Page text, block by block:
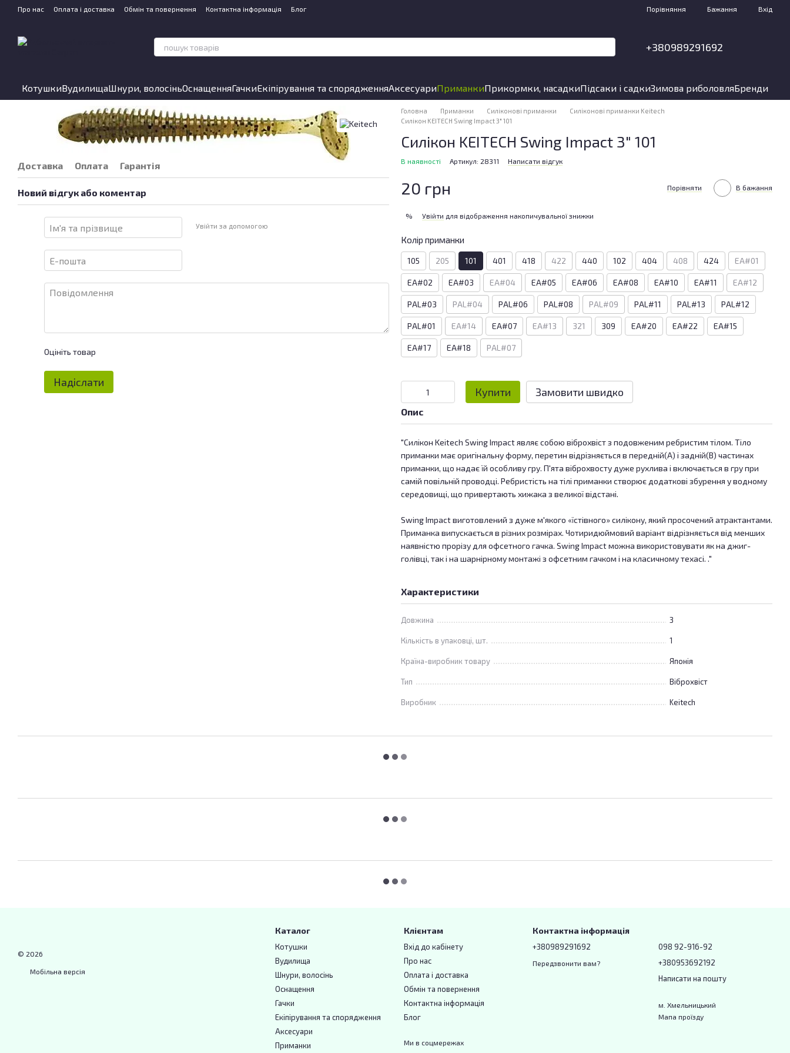
Перейти до основного контенту
Про нас Оплата і доставка Обмін та повернення Контактна інформація Блог Порівняння Бажання Вхід
+380989291692
КотушкиВудилищаШнури, волосіньОснащенняГачкиЕкіпірування та спорядженняАксесуариПриманкиПрикормки, насадкиПідсаки і садкиЗимова риболовляБренди
Доставка Оплата Гарантія
Новий відгук або коментар
Увійти за допомогою
Оцініть товар
Надіслати
Головна Приманки Силіконові приманки
Силіконові приманки Keitech
Силікон KEITECH Swing Impact 3" 101
Силікон KEITECH Swing Impact 3" 101
В наявності Артикул: 28311 Написати відгук
20 грн Порівняти В бажання
% Увійти для відображення накопичувальної знижки
Колір приманки
105 205 101 401 418 422 440 102 404 408 424 EA#01
EA#02 EA#03 EA#04 EA#05 EA#06 EA#08 EA#10 EA#11 EA#12
PAL#03 PAL#04 PAL#06 PAL#08 PAL#09 PAL#11 PAL#13 PAL#12
PAL#01 EA#14 EA#07 EA#13 321 309 EA#20 EA#22 EA#15
EA#17 EA#18 PAL#07
Купити Замовити швидко
Опис
"Силікон Keitech Swing Impact являє собою віброхвіст з подовженим ребристим тілом. Тіло
приманки має оригінальну форму, перетин відрізняється в передній(А) і задній(В) частинах
приманки, що надає їй особливу гру. П'ята віброхвосту дуже рухлива і включається в гру при
самій повільній проводці. Ребристість на тілі приманки створює додаткові збурення у водному
середовищі, що привертають хижака з великої відстані.
Swing Impact виготовлений з дуже м'якого «їстівного» силікону, який просочений атрактантами.
Приманка випускається в різних розмірах. Чотиридюймовий варіант відрізняється від менших
наявністю прорізу для офсетного гачка. Swing Impact можна використовувати як на джиг-
голівці, так і на шарнірному монтажі з офсетним гачком і на класичному техасі. ."
Характеристики
Довжина 3
Кількість в упаковці, шт. 1
Країна-виробник товару Японія
Тип Віброхвіст
Виробник Keitech
© 2026
Мобільна версія
Каталог
Котушки
Вудилища
Шнури, волосінь
Оснащення
Гачки
Екіпірування та спорядження
Аксесуари
Приманки
Клієнтам
Вхід до кабінету
Про нас
Оплата і доставка
Обмін та повернення
Контактна інформація
Блог
Ми в соцмережах
Контактна інформація
+380989291692
Передзвонити вам?
098 92-916-92
+380953692192
Написати на пошту
м. Хмельницький
Мапа проїзду